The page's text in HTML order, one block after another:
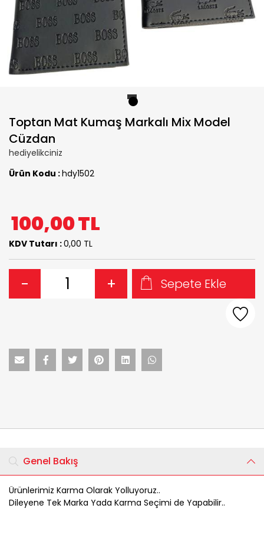
Toptan Mat Kumaş Markalı Mix Model
Cüzdan
hediyelikciniz
Ürün Kodu :hdy1502
100,00TL
KDV Tutarı :0,00 TL
- + Sepete Ekle
Genel Bakış
Ürünlerimiz Karma Olarak Yolluyoruz..
Dileyene Tek Marka Yada Karma Seçimi de Yapabilir..